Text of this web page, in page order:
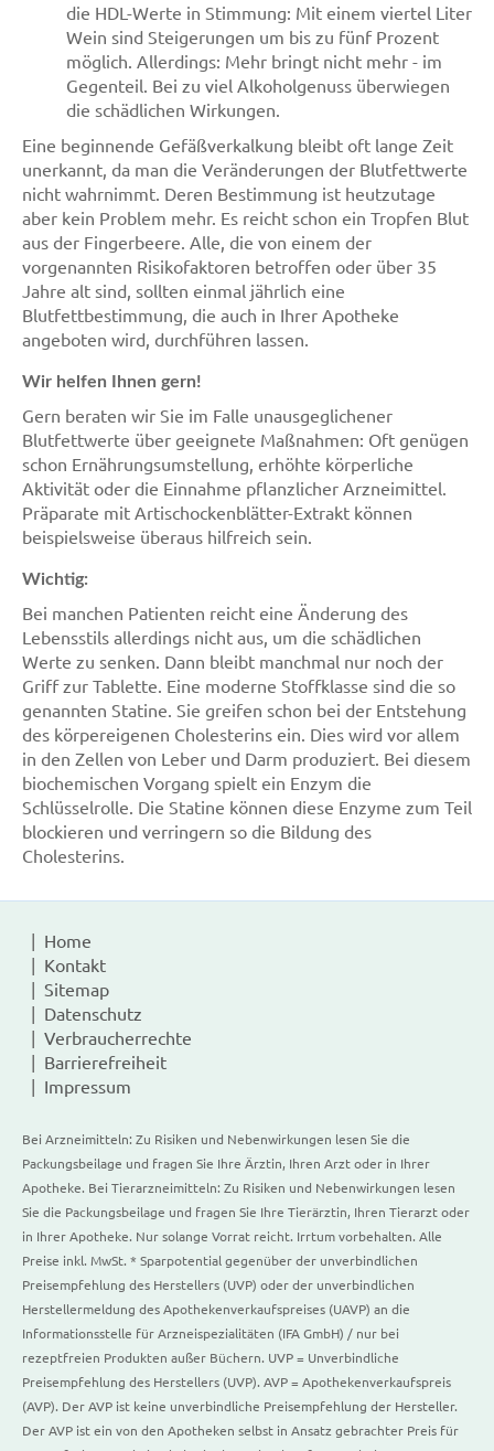
die HDL-Werte in Stimmung: Mit einem viertel Liter
Wein sind Steigerungen um bis zu fünf Prozent
möglich. Allerdings: Mehr bringt nicht mehr - im
Gegenteil. Bei zu viel Alkoholgenuss überwiegen
die schädlichen Wirkungen.
Eine beginnende Gefäßverkalkung bleibt oft lange Zeit
unerkannt, da man die Veränderungen der Blutfettwerte
nicht wahrnimmt. Deren Bestimmung ist heutzutage
aber kein Problem mehr. Es reicht schon ein Tropfen Blut
aus der Fingerbeere. Alle, die von einem der
vorgenannten Risikofaktoren betroffen oder über 35
Jahre alt sind, sollten einmal jährlich eine
Blutfettbestimmung, die auch in Ihrer Apotheke
angeboten wird, durchführen lassen.
Wir helfen Ihnen gern!
Gern beraten wir Sie im Falle unausgeglichener
Blutfettwerte über geeignete Maßnahmen: Oft genügen
schon Ernährungsumstellung, erhöhte körperliche
Aktivität oder die Einnahme pflanzlicher Arzneimittel.
Präparate mit Artischockenblätter-Extrakt können
beispielsweise überaus hilfreich sein.
Wichtig:
Bei manchen Patienten reicht eine Änderung des
Lebensstils allerdings nicht aus, um die schädlichen
Werte zu senken. Dann bleibt manchmal nur noch der
Griff zur Tablette. Eine moderne Stoffklasse sind die so
genannten Statine. Sie greifen schon bei der Entstehung
des körpereigenen Cholesterins ein. Dies wird vor allem
in den Zellen von Leber und Darm produziert. Bei diesem
biochemischen Vorgang spielt ein Enzym die
Schlüsselrolle. Die Statine können diese Enzyme zum Teil
blockieren und verringern so die Bildung des
Cholesterins.
Home
Kontakt
Sitemap
Datenschutz
Verbraucherrechte
Barrierefreiheit
Impressum
Bei Arzneimitteln: Zu Risiken und Nebenwirkungen lesen Sie die
Packungsbeilage und fragen Sie Ihre Ärztin, Ihren Arzt oder in Ihrer
Apotheke. Bei Tierarzneimitteln: Zu Risiken und Nebenwirkungen lesen
Sie die Packungsbeilage und fragen Sie Ihre Tierärztin, Ihren Tierarzt oder
in Ihrer Apotheke. Nur solange Vorrat reicht. Irrtum vorbehalten. Alle
Preise inkl. MwSt. * Sparpotential gegenüber der unverbindlichen
Preisempfehlung des Herstellers (UVP) oder der unverbindlichen
Herstellermeldung des Apothekenverkaufspreises (UAVP) an die
Informationsstelle für Arzneispezialitäten (IFA GmbH) / nur bei
rezeptfreien Produkten außer Büchern. UVP = Unverbindliche
Preisempfehlung des Herstellers (UVP). AVP = Apothekenverkaufspreis
(AVP). Der AVP ist keine unverbindliche Preisempfehlung der Hersteller.
Der AVP ist ein von den Apotheken selbst in Ansatz gebrachter Preis für